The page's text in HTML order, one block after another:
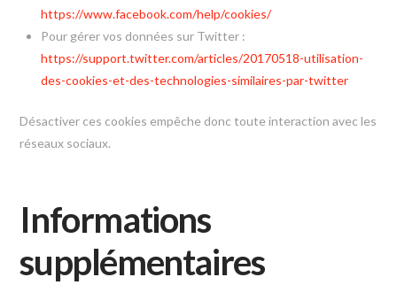
https://www.facebook.com/help/cookies/
Pour gérer vos données sur Twitter :
https://support.twitter.com/articles/20170518-utilisation-
des-cookies-et-des-technologies-similaires-par-twitter
Désactiver ces cookies empêche donc toute interaction avec les
réseaux sociaux.
Informations
supplémentaires